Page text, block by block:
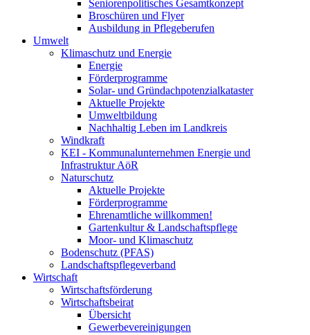
Seniorenpolitisches Gesamtkonzept
Broschüren und Flyer
Ausbildung in Pflegeberufen
Umwelt
Klimaschutz und Energie
Energie
Förderprogramme
Solar- und Gründachpotenzialkataster
Aktuelle Projekte
Umweltbildung
Nachhaltig Leben im Landkreis
Windkraft
KEI - Kommunalunternehmen Energie und
Infrastruktur AöR
Naturschutz
Aktuelle Projekte
Förderprogramme
Ehrenamtliche willkommen!
Gartenkultur & Landschaftspflege
Moor- und Klimaschutz
Bodenschutz (PFAS)
Landschaftspflegeverband
Wirtschaft
Wirtschaftsförderung
Wirtschaftsbeirat
Übersicht
Gewerbevereinigungen